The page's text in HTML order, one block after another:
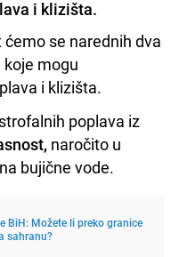
i klizišta.
se narednih dva
mogu
i klizišta.
poplava iz
naročito u
bujične vode.
BiH: Možete li preko granice
sahranu?